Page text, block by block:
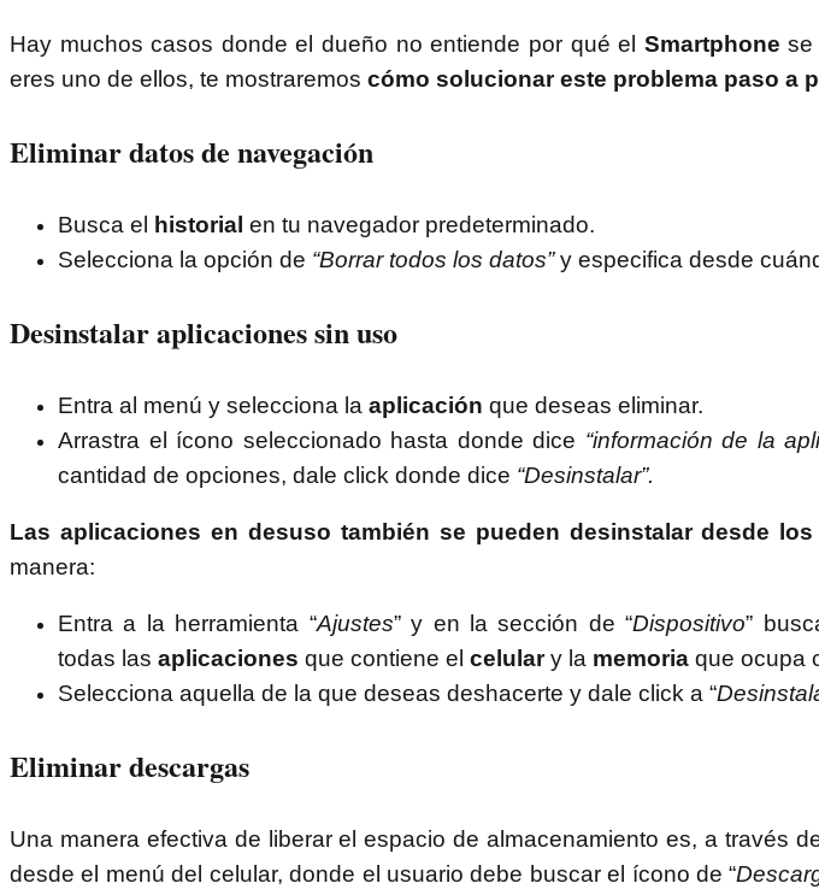
Hay muchos casos donde el dueño no entiende por qué el Smartphone se
eres uno de ellos, te mostraremos cómo solucionar este problema paso a
Eliminar datos de navegación
Busca el historial en tu navegador predeterminado.
Selecciona la opción de “Borrar todos los datos”y especifica desde
Desinstalar aplicaciones sin uso
Entra al menú y selecciona la aplicación que deseas eliminar.
Arrastra el ícono seleccionado hasta donde dice “información de la
cantidad de opciones, dale click donde dice “Desinstalar”.
Las aplicaciones en desuso también se pueden desinstalar desde los
manera:
Entra a la herramienta “Ajustes” y en la sección de “Dispositivo”
todas las aplicaciones que contiene el celulary la memoria que ocupa
Selecciona aquella de la que deseas deshacerte y dale click a “
Eliminar descargas
Una manera efectiva de liberar el espacio de almacenamiento es, a través
desde el menú del celular, donde el usuario debe buscar el ícono de “